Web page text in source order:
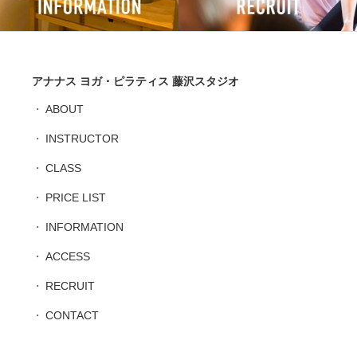
アナナス ヨガ・ピラティス 藤沢スタジオ
ABOUT
INSTRUCTOR
CLASS
PRICE LIST
INFORMATION
ACCESS
RECRUIT
CONTACT